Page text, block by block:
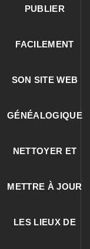
PUBLIER
FACILEMENT
SON SITE WEB
GÉNÉALOGIQUE
NETTOYER ET
METTRE À JOUR
LES LIEUX DE